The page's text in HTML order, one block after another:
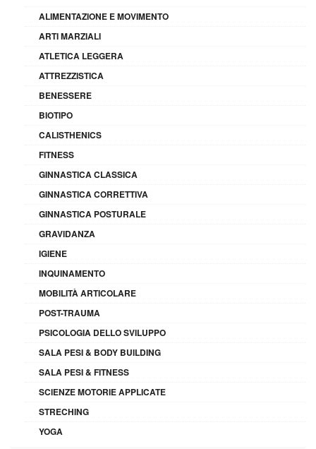
ALIMENTAZIONE E MOVIMENTO
ARTI MARZIALI
ATLETICA LEGGERA
ATTREZZISTICA
BENESSERE
BIOTIPO
CALISTHENICS
FITNESS
GINNASTICA CLASSICA
GINNASTICA CORRETTIVA
GINNASTICA POSTURALE
GRAVIDANZA
IGIENE
INQUINAMENTO
MOBILITÀ ARTICOLARE
POST-TRAUMA
PSICOLOGIA DELLO SVILUPPO
SALA PESI & BODY BUILDING
SALA PESI & FITNESS
SCIENZE MOTORIE APPLICATE
STRECHING
YOGA